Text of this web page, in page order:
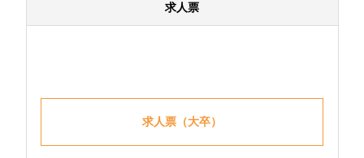
求人票
求人票（大卒）